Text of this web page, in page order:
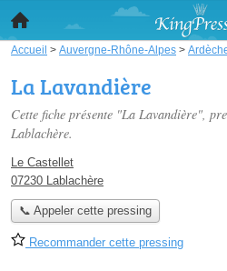
Accueil > Auvergne-Rhône-Alpes >
La Lavandière
Cette fiche présente "La Lavandière",
Lablachère.
Le Castellet
07230 Lablachère
📞 Appeler cette pressing
Recommander cette pressing